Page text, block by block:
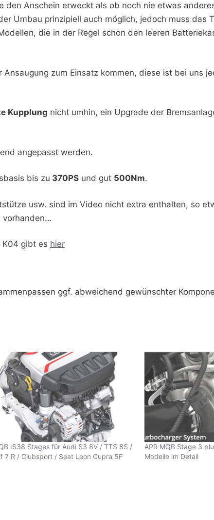
den Anschein erweckt als ob noch nie etwas
Umbau prinzipiell auch möglich, jedoch muss das
die in der Regel schon den leeren
zum Einsatz kommen, diese ist bei uns
Kupplung nicht umhin, ein Upgrade der
angepasst werden.
bis zu 370PS und gut 500Nm.
usw. sind im Video nicht extra enthalten, so
vorhanden…
K04 gibt es hier
ggf. abweichend gewünschter
IS38 Stages für Audi S3 8V / TTS 8S /
7 R / Clubsport / Seat Leon Cupra 5F
APR MQB Stage 3
Modelle im Detail